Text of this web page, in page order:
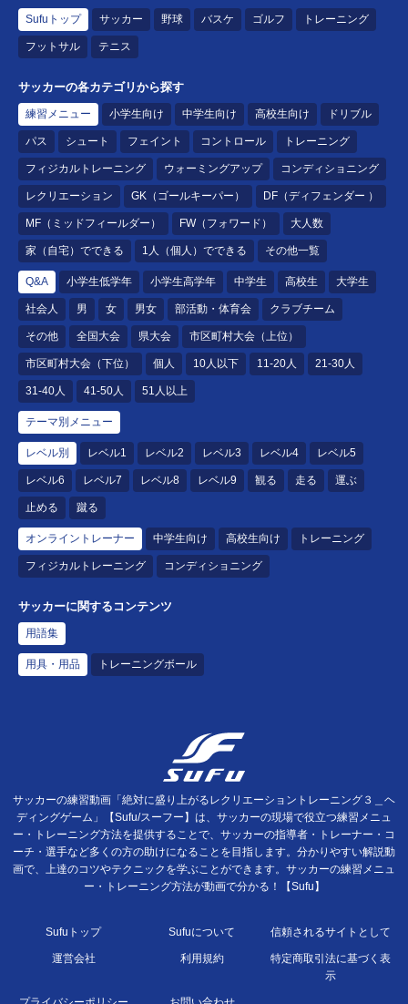
Sufuトップ サッカー 野球 バスケ ゴルフ トレーニング
フットサル テニス
サッカーの各カテゴリから探す
練習メニュー 小学生向け 中学生向け 高校生向け ドリブル
パス シュート フェイント コントロール トレーニング
フィジカルトレーニング ウォーミングアップ コンディショニング
レクリエーション GK（ゴールキーパー） DF（ディフェンダー ）
MF（ミッドフィールダー） FW（フォワード） 大人数
家（自宅）でできる 1人（個人）でできる その他一覧
Q&A 小学生低学年 小学生高学年 中学生 高校生 大学生
社会人 男 女 男女 部活動・体育会 クラブチーム
その他 全国大会 県大会 市区町村大会（上位）
市区町村大会（下位） 個人 10人以下 11-20人 21-30人
31-40人 41-50人 51人以上
テーマ別メニュー
レベル別 レベル1 レベル2 レベル3 レベル4 レベル5
レベル6 レベル7 レベル8 レベル9 観る 走る 運ぶ
止める 蹴る
オンライントレーナー 中学生向け 高校生向け トレーニング
フィジカルトレーニング コンディショニング
サッカーに関するコンテンツ
用語集
用具・用品 トレーニングボール
サッカーの練習動画「絶対に盛り上がるレクリエーショントレーニング３＿ヘ
ディングゲーム」【Sufu/スーフー】は、サッカーの現場で役立つ練習メニュ
ー・トレーニング方法を提供することで、サッカーの指導者・トレーナー・コ
ーチ・選手など多くの方の助けになることを目指します。分かりやすい解説動
画で、上達のコツやテクニックを学ぶことができます。サッカーの練習メニュ
ー・トレーニング方法が動画で分かる！【Sufu】
Sufuトップ Sufuについて 信頼されるサイトとして
運営会社 利用規約
特定商取引法に基づく表
示